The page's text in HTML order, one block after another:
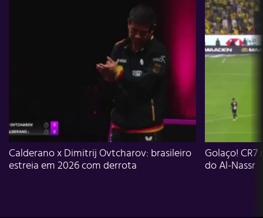
Calderano x Dimitrij Ovtcharov: brasileiro
estreia em 2026 com derrota
Golaço!
do Al-Nassr